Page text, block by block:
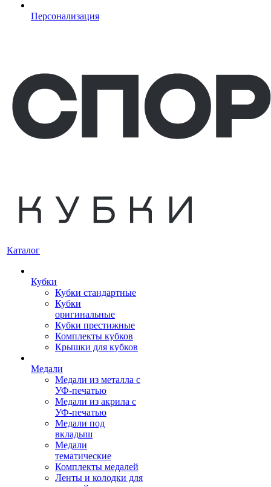
Персонализация
Каталог
Кубки
Кубки стандартные
Кубки
оригинальные
Кубки престижные
Комплекты кубков
Крышки для кубков
Медали
Медали из металла с
УФ-печатью
Медали из акрила с
УФ-печатью
Медали под
вкладыш
Медали
тематические
Комплекты медалей
Ленты и колодки для